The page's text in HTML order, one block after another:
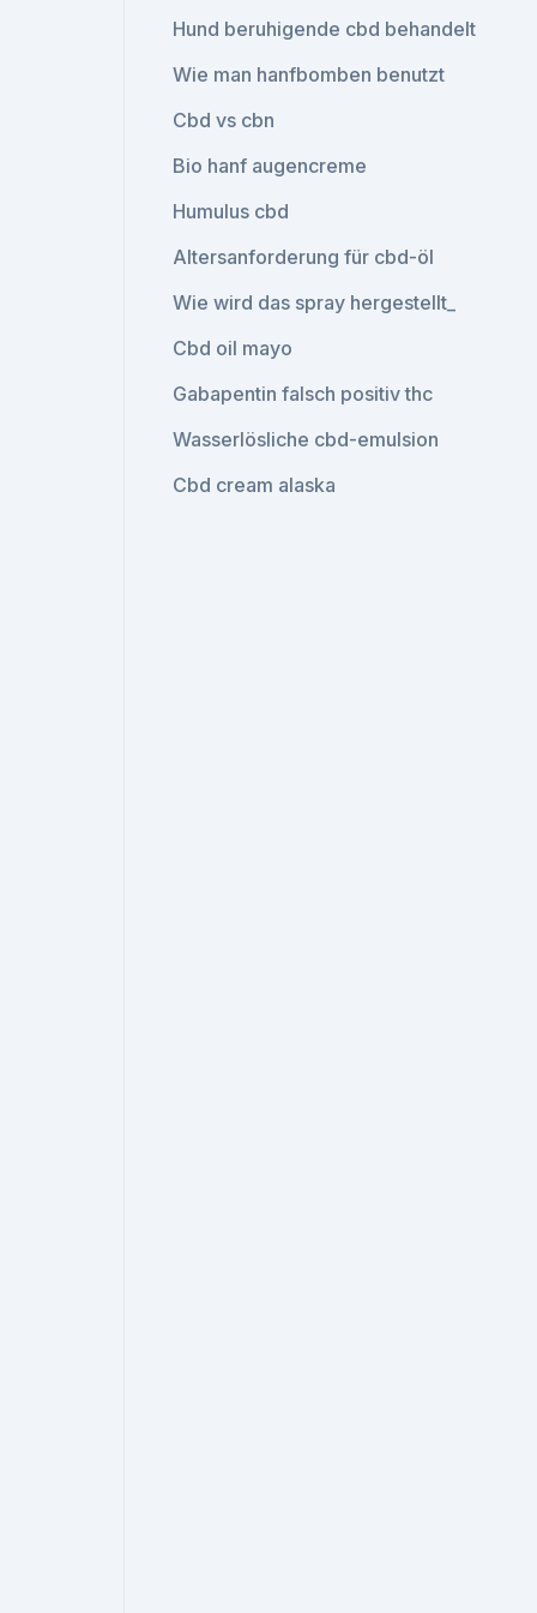
Hund beruhigende cbd behandelt
Wie man hanfbomben benutzt
Cbd vs cbn
Bio hanf augencreme
Humulus cbd
Altersanforderung für cbd-öl
Wie wird das spray hergestellt_
Cbd oil mayo
Gabapentin falsch positiv thc
Wasserlösliche cbd-emulsion
Cbd cream alaska